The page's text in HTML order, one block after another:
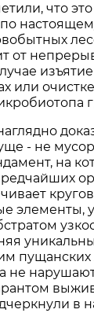
что
по
от
или
- не
на
редчайших
элементы,
пущанских
не
в